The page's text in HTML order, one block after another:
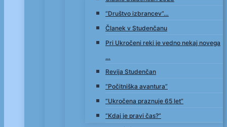
“Društvo izbrancev”…
Članek v Studenčanu
Pri Ukročeni reki je vedno nekaj novega
…
Revija Studenčan
“Počitniška avantura”
“Ukročena praznuje 65 let”
“Kdaj je pravi čas?”